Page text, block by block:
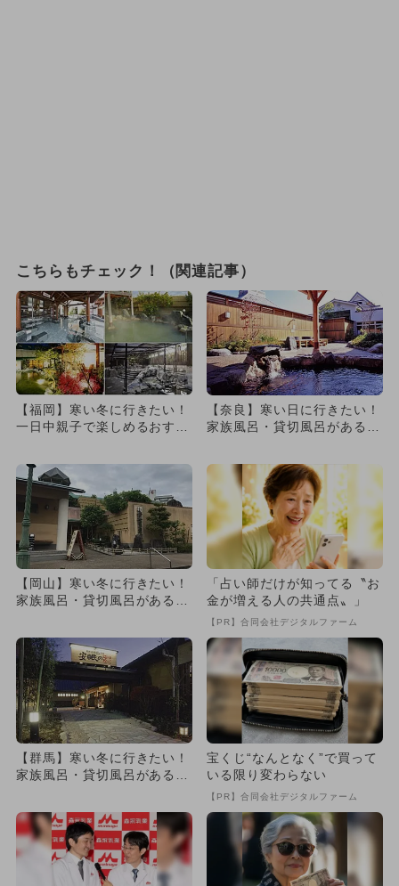
こちらもチェック！（関連記事）
【福岡】寒い冬に行きたい！
一日中親子で楽しめるおすす
【奈良】寒い日に行きたい！
家族風呂・貸切風呂がある日
【岡山】寒い冬に行きたい！
家族風呂・貸切風呂がある日
「占い師だけが知ってる〝お
金が増える人の共通点〟」
【PR】合同会社デジタルファーム
【群馬】寒い冬に行きたい！
家族風呂・貸切風呂がある日
宝くじ“なんとなく”で買って
いる限り変わらない
【PR】合同会社デジタルファーム